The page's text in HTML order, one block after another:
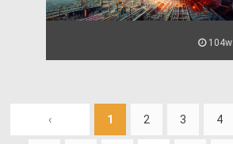
104w
‹ 1 2 3 4